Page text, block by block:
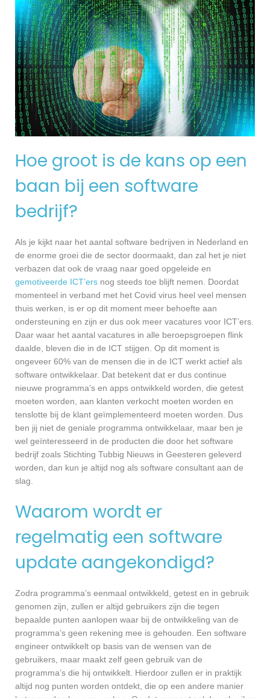
Hoe groot is de kans op een
baan bij een software
bedrijf?
Als je kijkt naar het aantal software bedrijven in Nederland en
de enorme groei die de sector doormaakt, dan zal het je niet
verbazen dat ook de vraag naar goed opgeleide en
gemotiveerde ICT’ers nog steeds toe blijft nemen. Doordat
momenteel in verband met het Covid virus heel veel mensen
thuis werken, is er op dit moment meer behoefte aan
ondersteuning en zijn er dus ook meer vacatures voor ICT’ers.
Daar waar het aantal vacatures in alle beroepsgroepen flink
daalde, bleven die in de ICT stijgen. Op dit moment is
ongeveer 60% van de mensen die in de ICT werkt actief als
software ontwikkelaar. Dat betekent dat er dus continue
nieuwe programma’s en apps ontwikkeld worden, die getest
moeten worden, aan klanten verkocht moeten worden en
tenslotte bij de klant geïmplementeerd moeten worden. Dus
ben jij niet de geniale programma ontwikkelaar, maar ben je
wel geïnteresseerd in de producten die door het software
bedrijf zoals Stichting Tubbig Nieuws in Geesteren geleverd
worden, dan kun je altijd nog als software consultant aan de
slag.
Waarom wordt er
regelmatig een software
update aangekondigd?
Zodra programma’s eenmaal ontwikkeld, getest en in gebruik
genomen zijn, zullen er altijd gebruikers zijn die tegen
bepaalde punten aanlopen waar bij de ontwikkeling van de
programma’s geen rekening mee is gehouden. Een software
engineer ontwikkelt op basis van de wensen van de
gebruikers, maar maakt zelf geen gebruik van de
programma’s die hij ontwikkelt. Hierdoor zullen er in praktijk
altijd nog punten worden ontdekt, die op een andere manier